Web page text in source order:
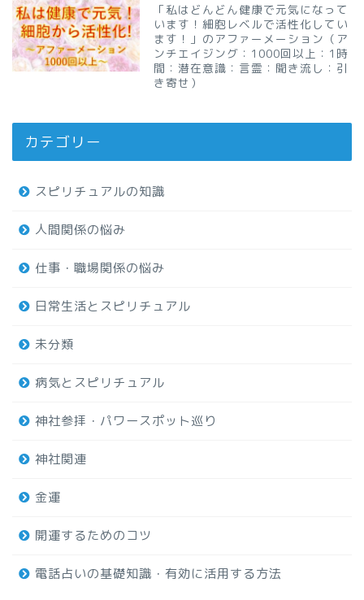
「私はどんどん健康で元気になって
います！細胞レベルで活性化してい
ます！」のアファーメーション（ア
ンチエイジング：1000回以上：1時
間：潜在意識：言霊：聞き流し：引
き寄せ）
カテゴリー
スピリチュアルの知識
人間関係の悩み
仕事・職場関係の悩み
日常生活とスピリチュアル
未分類
病気とスピリチュアル
神社参拝・パワースポット巡り
神社関連
金運
開運するためのコツ
電話占いの基礎知識・有効に活用する方法